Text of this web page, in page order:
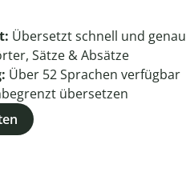
Übersetzt schnell und genau
Sätze & Absätze
Über 52Sprachen verfügbar
übersetzen